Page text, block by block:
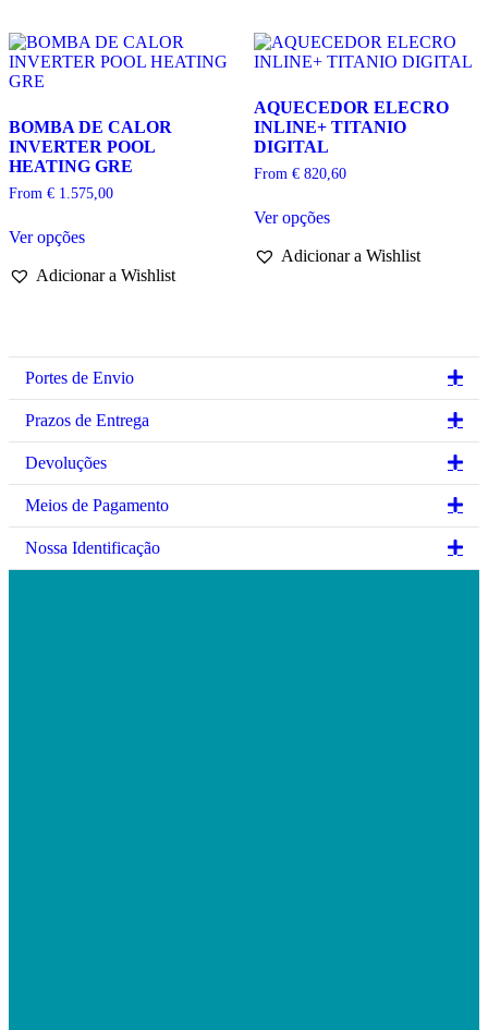
may
be
the
product
page
BOMBA DE CALOR
INVERTER POOL
HEATING GRE
From € 1.575,00
Ver opçõesproduct
multiple
may
be
chosen
on
product
page
Adicionar a Wishlist
AQUECEDOR ELECRO
INLINE+ TITANIO
DIGITAL
From €820,60
Ver opçõesproduct
multiple
be
on
Adicionar a Wishlist
Portes de Envio
Prazos de Entrega
Devoluções
Meios de Pagamento
Nossa Identificação